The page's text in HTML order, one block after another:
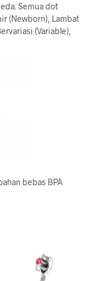
Semua dot
(Newborn), Lambat
(Variable),
bebas BPA